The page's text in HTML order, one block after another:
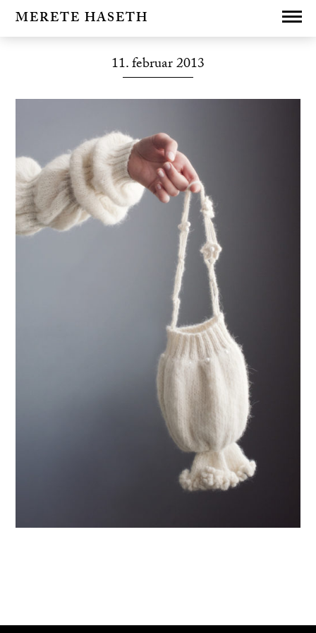
MERETE HASETH
11. februar 2013